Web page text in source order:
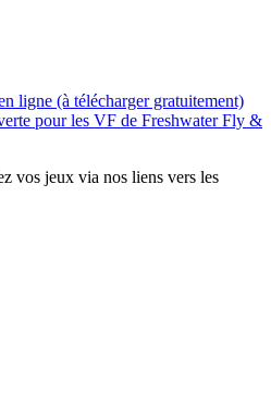
ligne (à télécharger gratuitement)
pour les VF de Freshwater Fly &
vos jeux via nos liens vers les